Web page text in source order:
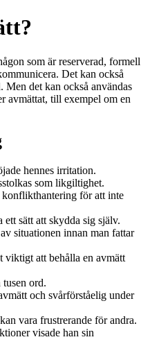
som är reserverad, formell
Det kan också
Men det kan också användas
avmättat, till exempel om en
hennes irritation.
som likgiltighet.
för att inte
sätt att skydda sig själv.
situationen innan man fattar
viktigt att behålla en avmätt
ord.
och svårförståelig under
vara frustrerande för andra.
visade han sin